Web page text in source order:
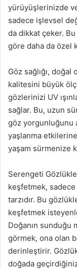
yürüyüşlerinizde
sadece işlevsel
da dikkat çeker.
göre daha da özel
Göz sağlığı,
kalitesini büyük
gözlerinizi UV
sağlar. Bu, uzun
göz yorgunluğunu
yaşlanma
yaşam sürmenize
Serengeti
keşfetmek,
tarzıdır. Bu
keşfetmek
Doğanın sunduğu
görmek, ona olan
derinleştirir.
doğada